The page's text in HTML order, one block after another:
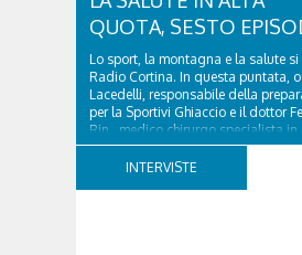
QUOTA, SESTO
Lo sport, la montagna e la salute
Radio Cortina. In questa puntata,
Lacedelli, responsabile della
per la Sportivi Ghiaccio e il dottor
Rin, medico chirurgo specialista in
Traumatologia di Ospedale
INTERVISTE